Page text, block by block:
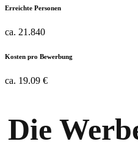
Erreichte Personen
ca. 21.840
Kosten pro Bewerbung
ca. 19.09 €
Die